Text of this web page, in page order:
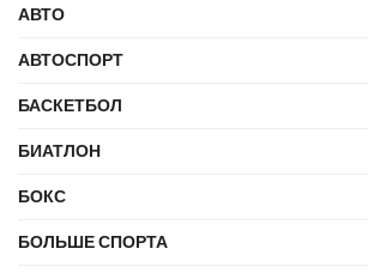
АВТО
АВТОСПОРТ
БАСКЕТБОЛ
БИАТЛОН
БОКС
БОЛЬШЕ СПОРТА